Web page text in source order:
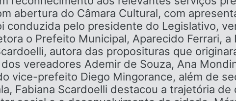
abertura do Câmara Cultural, com
conduzida pelo presidente do Legislativo,
o Prefeito Municipal, Aparecido Ferrari,
autora das proposituras que
vereadores Ademir de Souza, Ana
vice-prefeito Diego Mingorance, além de
Fabiana Scardoelli destacou a trajetória